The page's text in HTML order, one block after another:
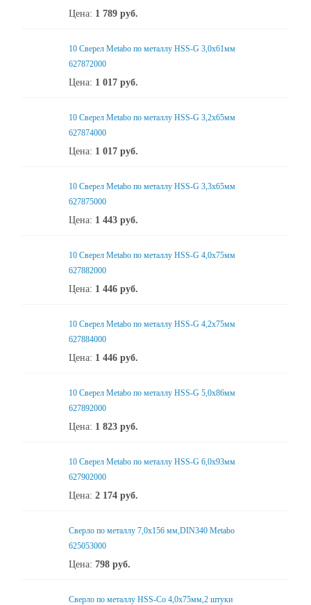
Цена: 1 789 руб.
10 Сверел Metabo по металлу HSS-G 3,0x61мм
627872000
Цена: 1 017 руб.
10 Сверел Metabo по металлу HSS-G 3,2x65мм
627874000
Цена: 1 017 руб.
10 Сверел Metabo по металлу HSS-G 3,3x65мм
627875000
Цена: 1 443 руб.
10 Сверел Metabo по металлу HSS-G 4,0x75мм
627882000
Цена: 1 446 руб.
10 Сверел Metabo по металлу HSS-G 4,2x75мм
627884000
Цена: 1 446 руб.
10 Сверел Metabo по металлу HSS-G 5,0x86мм
627892000
Цена: 1 823 руб.
10 Сверел Metabo по металлу HSS-G 6,0x93мм
627902000
Цена: 2 174 руб.
Сверло по металлу 7,0x156 мм,DIN340 Metabo
625053000
Цена: 798 руб.
Сверло по металлу HSS-Co 4,0x75мм,2 штуки